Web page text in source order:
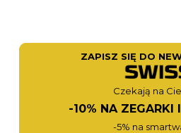
BOSS
ZAPISZ SIĘ DO
Czekają na
-10% NA ZEGARKI
-5% na